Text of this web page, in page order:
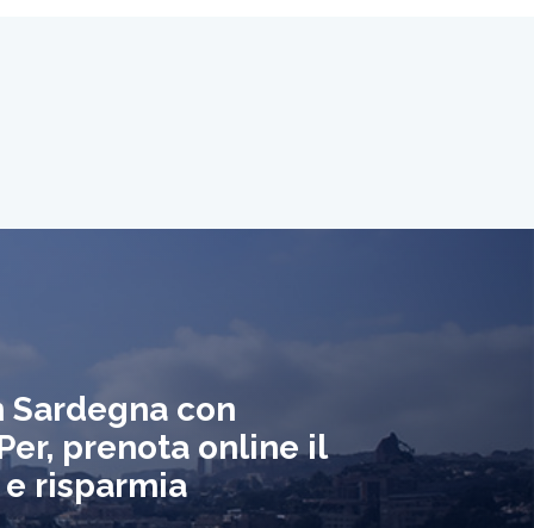
Sardegna con
prenota online il
risparmia